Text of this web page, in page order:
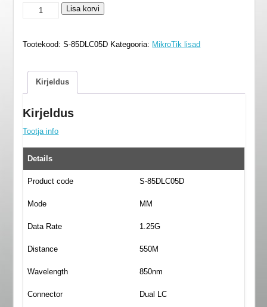
SFP
85DLC05D
kogus
Lisa korvi
Tootekood:S-85DLC05D Kategooria: MikroTik lisad
Kirjeldus
Kirjeldus
Tootja info
Details
Product code S-85DLC05D
Mode MM
Data Rate 1.25G
Distance 550M
Wavelength 850nm
Connector Dual LC